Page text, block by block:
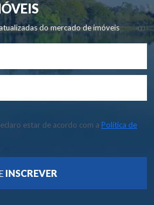
do mercado de imóveis
estar de acordo com a Política de
INSCREVER